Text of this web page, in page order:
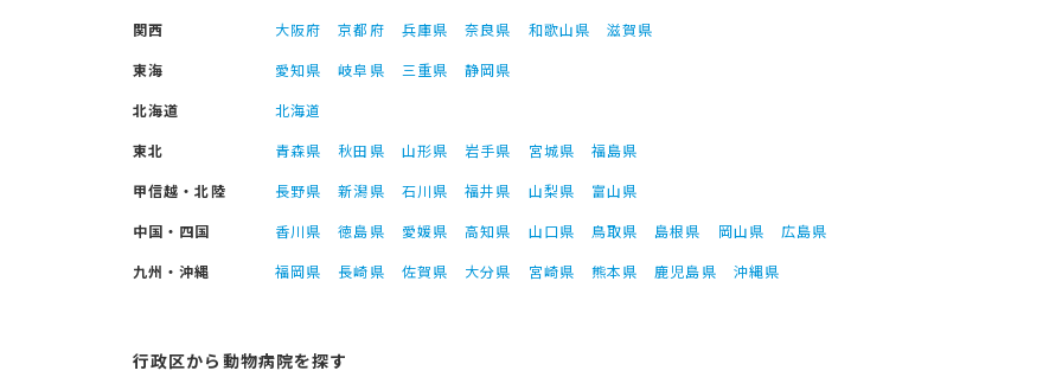
関西
大阪府 京都府 兵庫県 奈良県 和歌山県
滋賀県
東海
愛知県 岐阜県 三重県
静岡県
北海道
北海道
東北
青森県 秋田県 山形県 岩手県 宮城県
福島県
甲信越・北陸
長野県 新潟県 石川県 福井県 山梨県
富山県
中国・四国
香川県 徳島県 愛媛県 高知県 山口県 鳥取県 島根県 岡山県
広島県
九州・沖縄
福岡県 長崎県 佐賀県 大分県 宮崎県 熊本県 鹿児島県 沖縄県
行政区から動物病院を探す